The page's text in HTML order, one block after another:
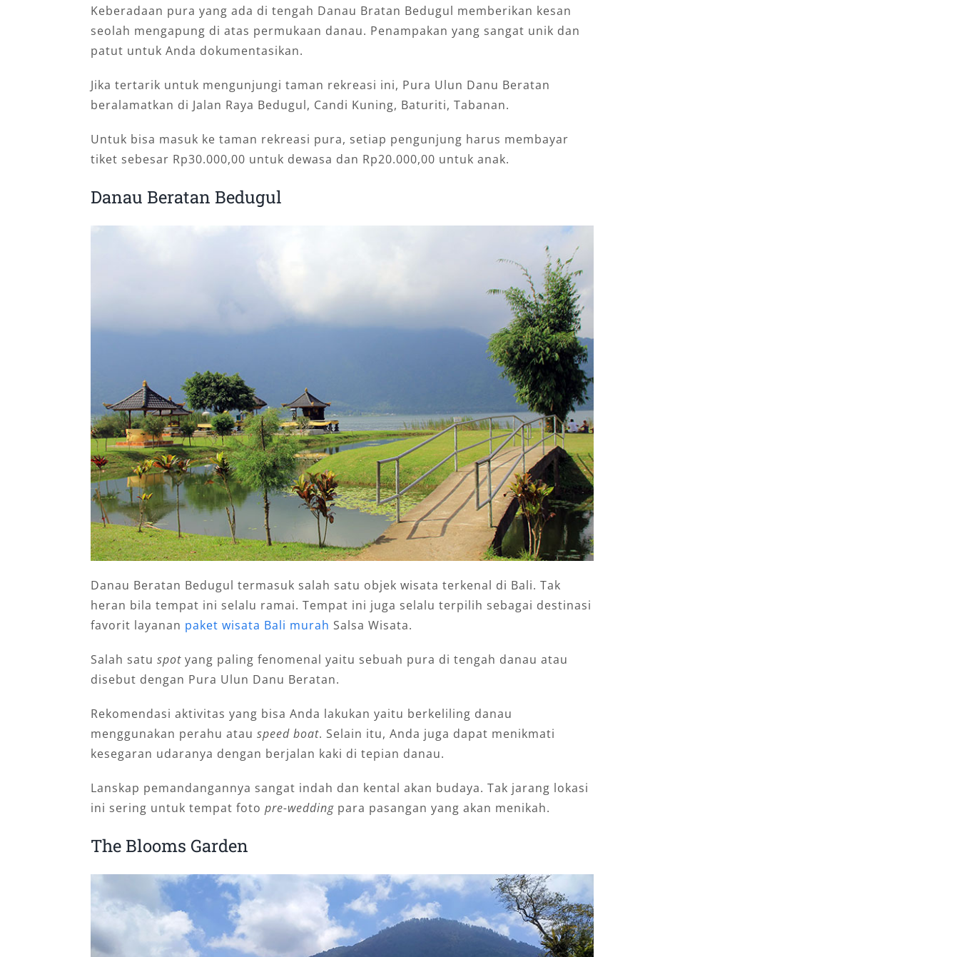
Keberadaan pura yang ada di tengah Danau Bratan Bedugul memberikan kesan
seolah mengapung di atas permukaan danau. Penampakan yang sangat unik dan
patut untuk Anda dokumentasikan.
Jika tertarik untuk mengunjungi taman rekreasi ini, Pura Ulun Danu Beratan
beralamatkan di Jalan Raya Bedugul, Candi Kuning, Baturiti, Tabanan.
Untuk bisa masuk ke taman rekreasi pura, setiap pengunjung harus membayar
tiket sebesar Rp30.000,00 untuk dewasa dan Rp20.000,00 untuk anak.
Danau Beratan Bedugul
Danau Beratan Bedugul termasuk salah satu objek wisata terkenal di Bali. Tak
heran bila tempat ini selalu ramai. Tempat ini juga selalu terpilih sebagai destinasi
favorit layanan paket wisata Bali murah Salsa Wisata.
Salah satu spotyang paling fenomenal yaitu sebuah pura di tengah danau atau
disebut dengan Pura Ulun Danu Beratan.
Rekomendasi aktivitas yang bisa Anda lakukan yaitu berkeliling danau
menggunakan perahu atau speed boat. Selain itu, Anda juga dapat menikmati
kesegaran udaranya dengan berjalan kaki di tepian danau.
Lanskap pemandangannya sangat indah dan kental akan budaya. Tak jarang lokasi
ini sering untuk tempat foto pre-weddingpara pasangan yang akan menikah.
The Blooms Garden